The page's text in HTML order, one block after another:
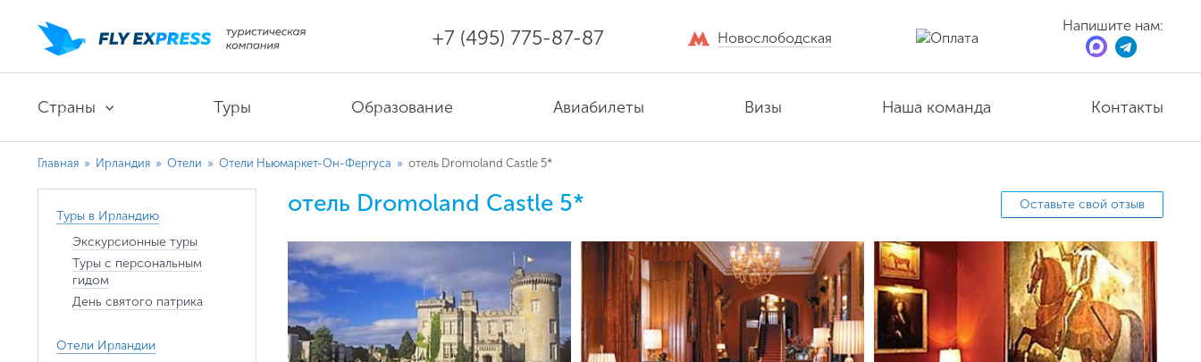
+7 (495) 775-87-87 Новослободская
Напишите нам:
Страны Туры Образование Авиабилеты Визы Наша команда Контакты
Главная » Ирландия » Отели » Отели Ньюмаркет-Он-Фергуса » отель Dromoland Castle 5*
Туры в Ирландию
Экскурсионные туры
Туры с персональным
гидом
День святого патрика
Отели Ирландии
Оставьте свой отзыв
отель Dromoland Castle 5*